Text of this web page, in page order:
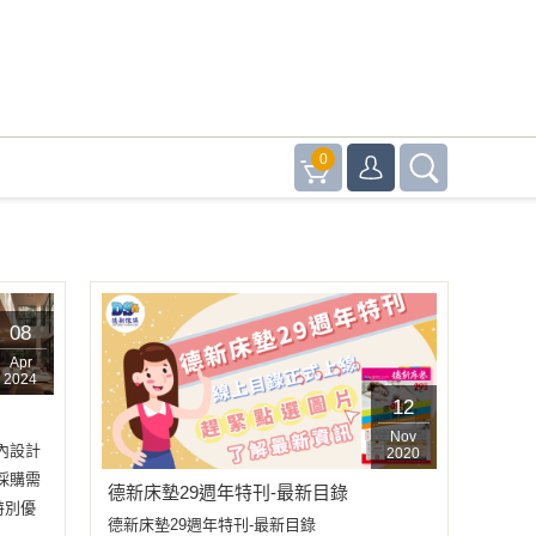
0
08
Apr
2024
設計
購需
別優
12
Nov
2020
德新床墊29週年特刊-最新目錄
德新床墊29週年特刊-最新目錄